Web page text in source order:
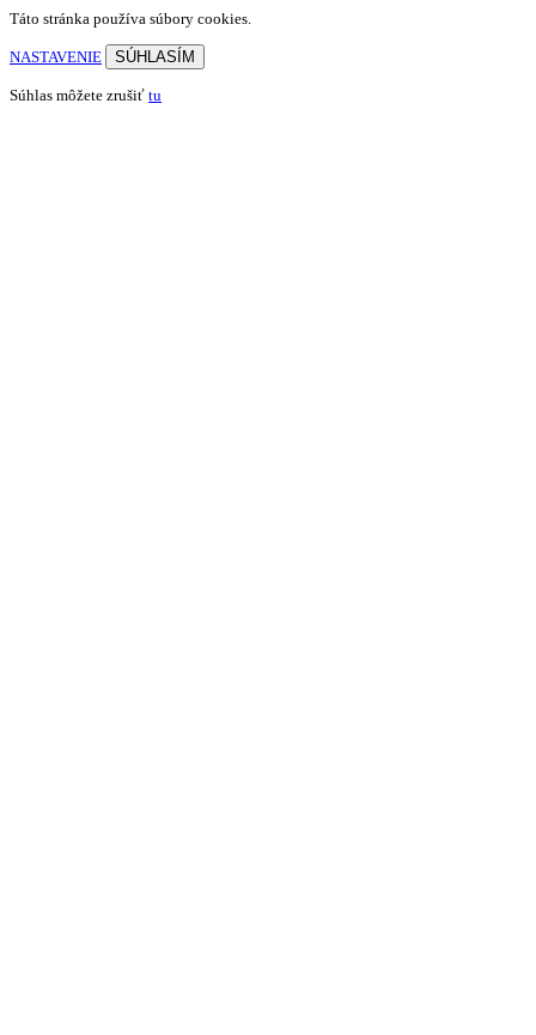
Táto stránka používa súbory cookies.
NASTAVENIE SÚHLASÍM
Súhlas môžete zrušiť tu